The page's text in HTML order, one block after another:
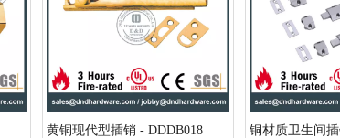
黄铜现代型插销 - DDDB018 铜材质卫生间